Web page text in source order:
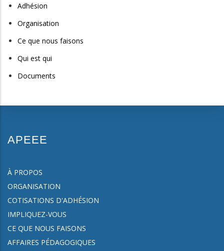
Adhésion
Organisation
Ce que nous faisons
Qui est qui
Documents
APEEE
À PROPOS
ORGANISATION
COTISATIONS D'ADHÉSION
IMPLIQUEZ-VOUS
CE QUE NOUS FAISONS
AFFAIRES PÉDAGOGIQUES